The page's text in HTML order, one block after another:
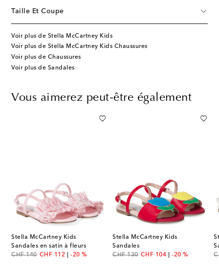
Taille Et Coupe
Voir plus de Stella McCartney Kids
Voir plus de Stella McCartney Kids Chaussures
Voir plus de Chaussures
Voir plus de Sandales
Vous aimerez peut-être également
Stella McCartney Kids
Sandales en satin à fleurs
CHF 140
original priceCHF 112
discount price
-20 %
Stella McCartney Kids
Sandales
CHF 130
original priceCHF 104
discount price
-20 %